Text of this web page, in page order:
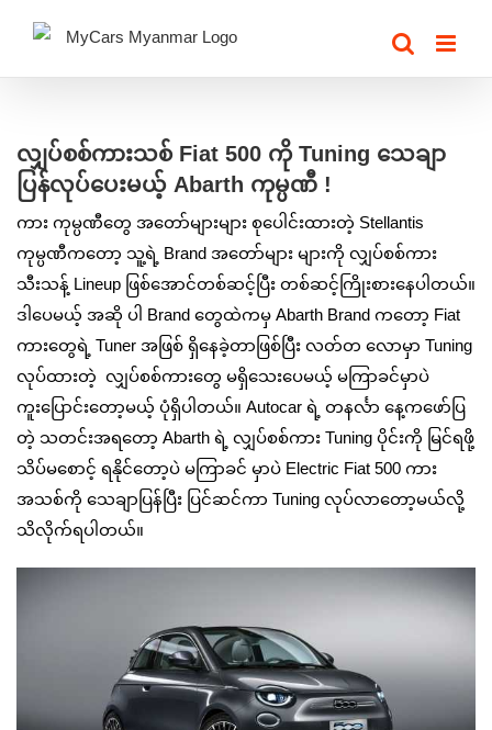
content
Larger
Image
လျှပ်စစ်ကားသစ် Fiat 500 ကို Tuning သေချာ
ပြန်လုပ်ပေးမယ့် Abarth ကုမ္ပဏီ !
ကား ကုမ္ပဏီတွေ အတော်များများ စုပေါင်းထားတဲ့ Stellantis
ကုမ္ပဏီကတော့ သူ့ရဲ့ Brand အတော်များ များကို လျှပ်စစ်ကား
သီးသန့် Lineup ဖြစ်အောင်တစ်ဆင့်ပြီး တစ်ဆင့်ကြိုးစားနေပါတယ်။
ဒါပေမယ့် အဆို ပါ Brand တွေထဲကမှ Abarth Brand ကတော့ Fiat
ကားတွေရဲ့ Tuner အဖြစ် ရှိနေခဲ့တာဖြစ်ပြီး လတ်တ လောမှာ Tuning
လုပ်ထားတဲ့ လျှပ်စစ်ကားတွေ မရှိသေးပေမယ့် မကြာခင်မှာပဲ
ကူးပြောင်းတော့မယ့် ပုံရှိပါတယ်။ Autocar ရဲ့ တနင်္လာ နေ့ကဖော်ပြ
တဲ့ သတင်းအရတော့ Abarth ရဲ့ လျှပ်စစ်ကား Tuning ပိုင်းကို မြင်ရဖို့
သိပ်မစောင့် ရနိုင်တော့ပဲ မကြာခင် မှာပဲ Electric Fiat 500 ကား
အသစ်ကို ‌သေချာပြန်ပြီး ပြင်ဆင်ကာ Tuning လုပ်လာတော့မယ်လို့
သိလိုက်ရပါတယ်။